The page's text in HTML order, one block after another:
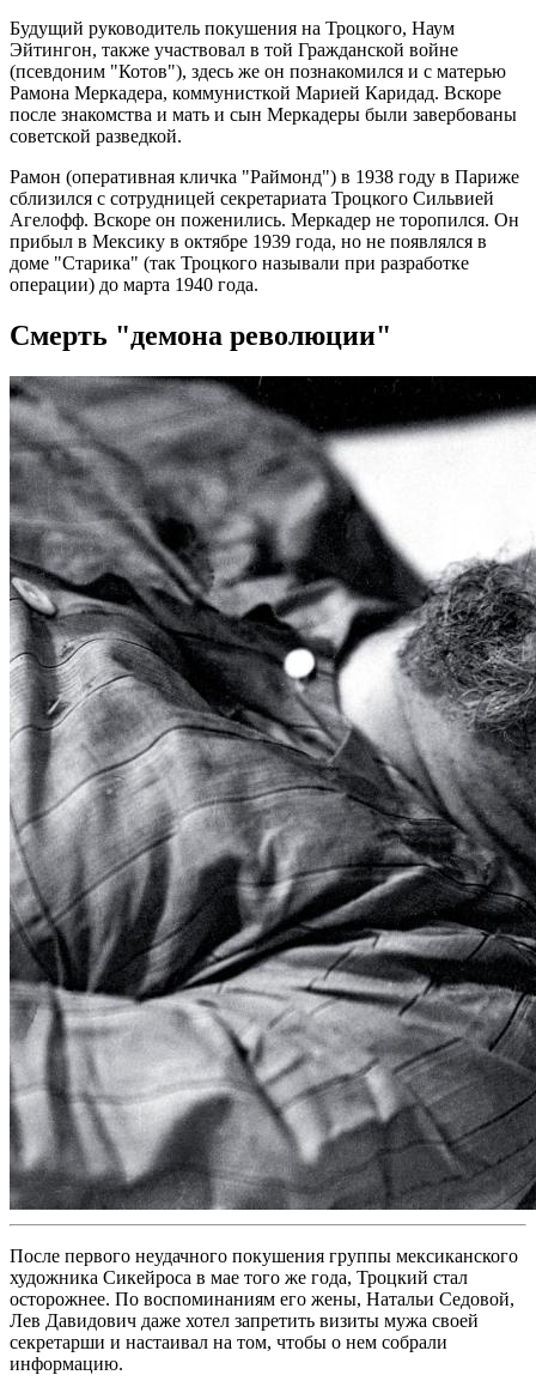
Будущий руководитель покушения на Троцкого, Наум
Эйтингон, также участвовал в той Гражданской войне
(псевдоним "Котов"), здесь же он познакомился и с матерью
Рамона Меркадера, коммунисткой Марией Каридад. Вскоре
после знакомства и мать и сын Меркадеры были завербованы
советской разведкой.
Рамон (оперативная кличка "Раймонд") в 1938 году в Париже
сблизился с сотрудницей секретариата Троцкого Сильвией
Агелофф. Вскоре он поженились. Меркадер не торопился. Он
прибыл в Мексику в октябре 1939 года, но не появлялся в
доме "Старика" (так Троцкого называли при разработке
операции) до марта 1940 года.
Смерть "демона революции"
После первого неудачного покушения группы мексиканского
художника Сикейроса в мае того же года, Троцкий стал
осторожнее. По воспоминаниям его жены, Натальи Седовой,
Лев Давидович даже хотел запретить визиты мужа своей
секретарши и настаивал на том, чтобы о нем собрали
информацию.